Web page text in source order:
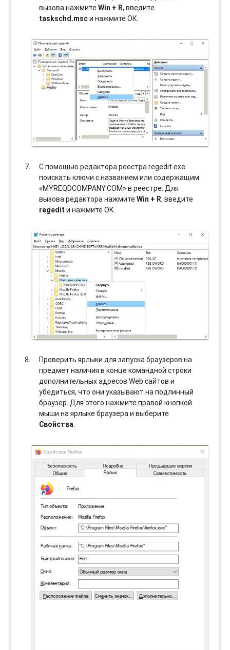
вызова нажмитеWin + R, введите
taskschd.mscи нажмите ОК.
С помощью редактора реестра regedit.exe
поискать ключи с названием или содержащим
«MYREQDCOMPANY.COM» в реестре. Для
вызова редактора нажмитеWin + R, введите
regedit и нажмите ОК.
Проверить ярлыки для запуска браузеров на
предмет наличия в конце командной строки
дополнительных адресов Web сайтов и
убедиться, что они указывают на подлинный
браузер. Для этого нажмите правой кнопкой
мыши на ярлыке браузера и выберите
Свойства.